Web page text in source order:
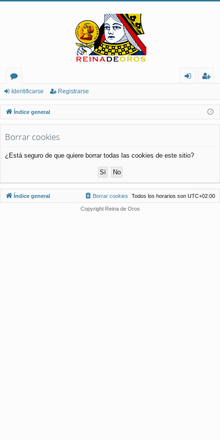
or
os
nt
ifi
rs
ist
ra
Identificarse Registrarse
Índice general
Borrar cookies
¿Está seguro de que quiere borrar todas las cookies de este sitio?
Índice general Todos los horarios son UTC+02:00
Borrar cookies
Copyright Reina de Oros